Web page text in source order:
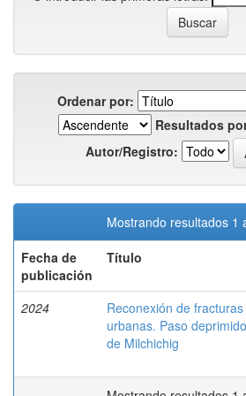
Ordenar por:
Resultados
Autor/Registro:
Mostrando resultados 1
Fecha de
publicación
Título
2024
Reconexión de fracturas
urbanas. Paso deprimido
de Milchichig